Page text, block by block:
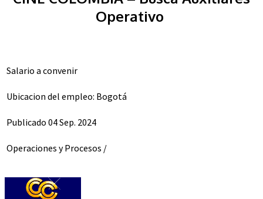
Operativo
Salario a convenir
Ubicacion del empleo: Bogotá
Publicado 04 Sep. 2024
Operaciones y Procesos /